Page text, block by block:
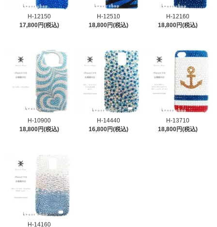
H-12150
17,800円(税込)
H-12510
18,800円(税込)
H-12160
18,800円(税込)
H-10900
18,800円(税込)
H-14440
16,800円(税込)
H-13710
18,800円(税込)
H-14160